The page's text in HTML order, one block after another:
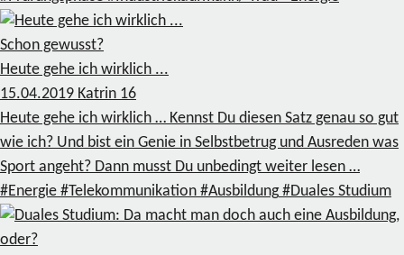
Schon gewusst?
Heute gehe ich wirklich ...
15.04.2019 Katrin 16
Heute gehe ich wirklich … Kennst Du diesen Satz genau so gut
wie ich? Und bist ein Genie in Selbstbetrug und Ausreden was
Sport angeht? Dann musst Du unbedingt weiter lesen …
#Energie #Telekommunikation #Ausbildung #Duales Studium